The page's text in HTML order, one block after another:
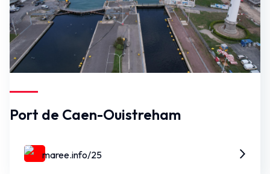
Port de Caen-Ouistreham
maree.info/25